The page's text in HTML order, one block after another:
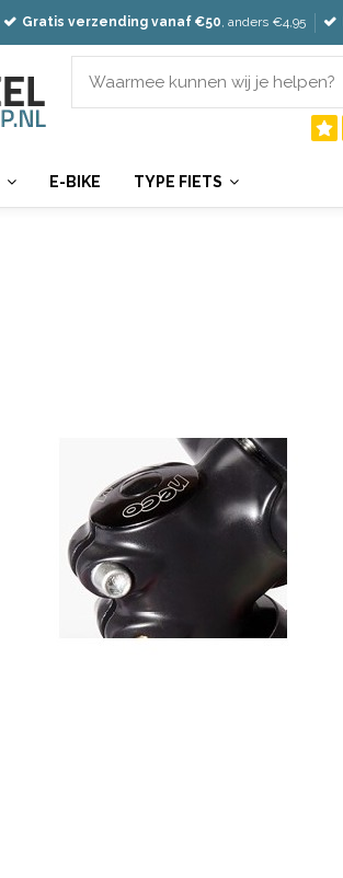
Gratis verzending vanaf €50, anders €4,95
E-BIKE TYPE FIETS